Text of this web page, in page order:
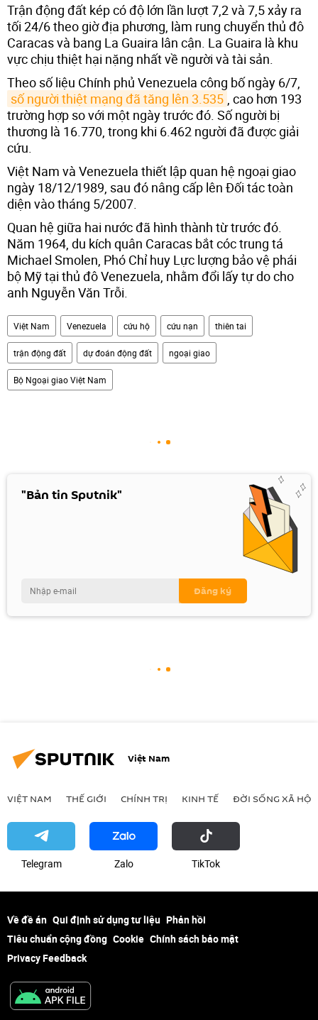
Trận động đất kép có độ lớn lần lượt 7,2 và 7,5 xảy ra
tối 24/6 theo giờ địa phương, làm rung chuyển thủ đô
Caracas và bang La Guaira lân cận. La Guaira là khu
vực chịu thiệt hại nặng nhất về người và tài sản.
Theo số liệu Chính phủ Venezuela công bố ngày 6/7,
số người thiệt mạng đã tăng lên 3.535 , cao hơn 193
trường hợp so với một ngày trước đó. Số người bị
thương là 16.770, trong khi 6.462 người đã được giải
cứu.
Việt Nam và Venezuela thiết lập quan hệ ngoại giao
ngày 18/12/1989, sau đó nâng cấp lên Đối tác toàn
diện vào tháng 5/2007.
Quan hệ giữa hai nước đã hình thành từ trước đó.
Năm 1964, du kích quân Caracas bắt cóc trung tá
Michael Smolen, Phó Chỉ huy Lực lượng bảo vệ phái
bộ Mỹ tại thủ đô Venezuela, nhằm đổi lấy tự do cho
anh Nguyễn Văn Trỗi.
Việt Nam Venezuela cứu hộ cứu nạn thiên tai
trận động đất dự đoán động đất ngoại giao
Bộ Ngoại giao Việt Nam
"Bản tin Sputnik"
Việt Nam
VIỆT NAM THẾ GIỚI CHÍNH TRỊ KINH TẾ ĐỜI SỐNG XÃ HỘI
Telegram Zalo ТikТоk
Về đề án Qui định sử dụng tư liệu Phản hồi
Tiêu chuẩn cộng đồng Cookie Chính sách bảo mật
Privacy Feedback